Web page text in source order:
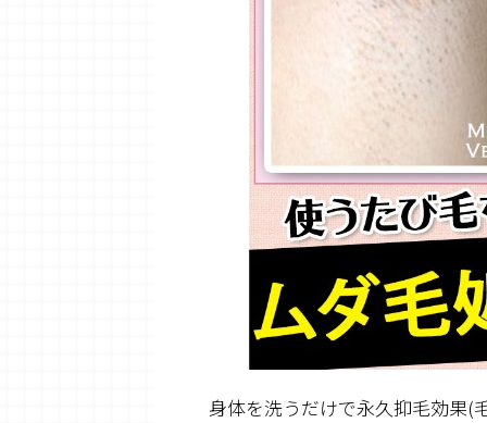
身体を洗うだけで永久抑毛効果(